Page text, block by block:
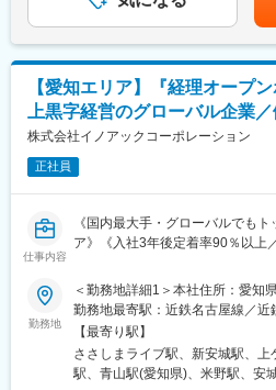
キャリアの幅を広げることも可能
■ポジションの魅力
・実務経験をお持ちの方はもち
歓迎しております。
（入社後は研修制度もございま
んでいただけます。）
・裁量を持って研究開発に取り組
・環境負荷低減に貢献する技術開
変更の範囲：会社の定める業務
◆組織について：
◆対象製品：
公共工事・防衛・宇宙開発に使用
◆入社後の研修について：
者がついてOJT教育、安全・保
また、1年後にフォローアップ研
◆就業環境：
・1日の所定労働時間は7時間半
な呼び出し対応もなく就業時間内
・完全土日休みで、祝日につい
が、年休121日です。
410万円、高卒35歳650万円(扶養
の金額であり、選考を通じて上
額)は固定手当を含めた表記です。
【愛知エリア】『経理オープ
上黒字経営のグローバル企業
株式会社イノアックコーポレーション
正社員
仕事内容
《国内最大手・グローバルでも
ア》《入社3年後定着率90％以上
●各種手当の充実（家族手当、生
●チャレンジを良しとする社風。
きます。
■本求人について
勤務地は相談の上、ご経験とご志
勤務地
＜勤務地詳細1＞本社住所：愛知
勤務地最寄駅：近鉄名古屋線／近
全面禁煙＜勤務地詳細2＞安城事
丁目1-36 勤務地最寄駅：名鉄本
全面禁煙＜勤務地詳細3＞㈱イノ
【最寄り駅】
ささしまライブ駅、新安城駅、
駅、青山駅(愛知県)、米野駅、安